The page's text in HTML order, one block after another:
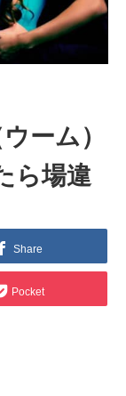
ーム）
ら場違
Share
Pocket